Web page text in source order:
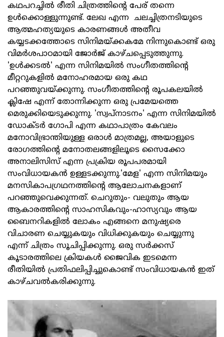
കഥപറച്ചില്‍ രീതി ചിത്രത്തിന്റെ പേര് തന്നെ
ഉള്‍ക്കൊള്ളുന്നുണ്ട്. ലേഖ എന്ന ചലച്ചിത്രനടിയുടെ
ആത്മഹത്യയുടെ കാരണങ്ങള്‍ അതീവ
കയ്യടക്കത്തോടെ സിനിമയ്ക്കകമേ നിന്നുകൊണ്ട് ഒരു
വിമര്‍ശപാഠമായി ജോര്‍ജ് കാഴ്ചപ്പെടുത്തുന്നു.
'ഉള്‍ക്കടല്‍' എന്ന സിനിമയില്‍ സംഗീതത്തിന്റെ
മീറ്ററുകളില്‍ മനോഹരമായ ഒരു കഥ
പറഞ്ഞുവയ്ക്കുന്നു. സംഗീതത്തിന്റെ രൂപകലയില്‍
ക്ലിഷേ എന്ന് തോന്നിക്കുന്ന ഒരു പ്രമേയത്തെ
മെരുക്കിയെടുക്കുന്നു. 'സ്വപ്നാടനം' എന്ന സിനിമയില്‍
ഡോക്ടര്‍ ഗോപി എന്ന കഥാപാത്രം കേവലം
മനോവിഭ്രാന്തിയുള്ള ഒരാള്‍ മാത്രമല്ല, അയാളുടെ
രോഗത്തിന്റെ മനോതലങ്ങളിലൂടെ സൈക്കോ
അനാലിസിസ് എന്ന പ്രക്രിയ രൂപപരമായി
സംവിധായകന്‍ ഉള്ളടക്കുന്നു.'മേള' എന്ന സിനിമയും
മനസികാപഗ്രഥനത്തിന്റെ ആലോചനകളാണ്
പറഞ്ഞുവെക്കുന്നത്. ചെറുതും- വലുതും ആയ
ആകാരത്തിന്റെ സാഹസികവും-ഹാസ്യവും ആയ
ബൈനറികളില്‍ ലോകം എങ്ങനെ മനുഷ്യരെ
വിചാരണ ചെയ്യുകയും വിധിക്കുകയും ചെയ്യുന്നു
എന്ന് ചിത്രം സൂചിപ്പിക്കുന്നു. ഒരു സര്‍ക്കസ്
കൂടാരത്തിലെ ക്രിയകള്‍ ജൈവിക ഇടമെന്ന
രീതിയില്‍ പ്രതിഫലിപ്പിച്ചുകൊണ്ട് സംവിധായകന്‍ ഇത്
കാഴ്ചവല്‍കരിക്കുന്നു.